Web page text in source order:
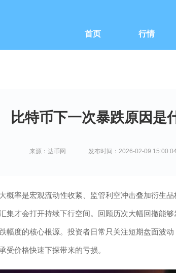
首页 行情
比特币下一次暴跌原因是
来源：达币网 发布时间：2026-02-09
概率是宏观流动性收紧、监管利空冲击叠加衍生
集才会打开持续下行空间。回顾历次大幅回撤能
幅度的核心根源。投资者日常只关注短期盘面波
受价格快速下探带来的亏损。